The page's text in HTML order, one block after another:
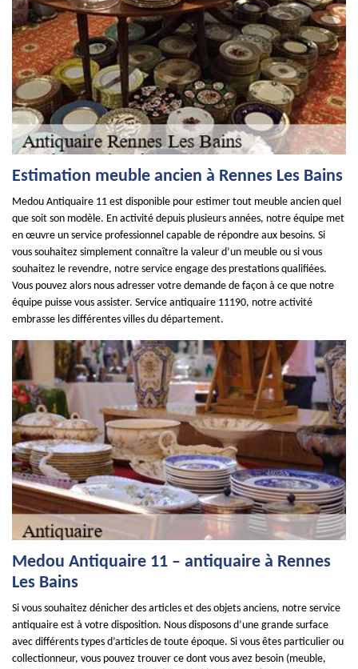
Estimation meuble ancien à Rennes Les Bains
Medou Antiquaire 11 est disponible pour estimer tout meuble ancien quel
que soit son modèle. En activité depuis plusieurs années, notre équipe met
en œuvre un service professionnel capable de répondre aux besoins. Si
vous souhaitez simplement connaître la valeur d’un meuble ou si vous
souhaitez le revendre, notre service engage des prestations qualifiées.
Vous pouvez alors nous adresser votre demande de façon à ce que notre
équipe puisse vous assister. Service antiquaire 11190, notre activité
embrasse les différentes villes du département.
Medou Antiquaire 11 – antiquaire à Rennes
Les Bains
Si vous souhaitez dénicher des articles et des objets anciens, notre service
antiquaire est à votre disposition. Nous disposons d’une grande surface
avec différents types d’articles de toute époque. Si vous êtes particulier ou
collectionneur, vous pouvez trouver ce dont vous avez besoin (meuble,